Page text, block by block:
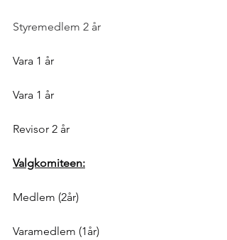
Styremedlem 2 år
Vara 1 år
Vara 1 år
Revisor 2 år
Valgkomiteen:
Medlem (2år)
Varamedlem (1år)